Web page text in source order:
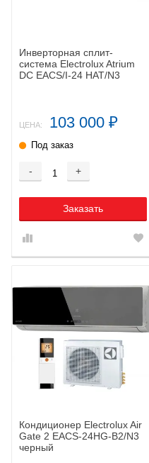
Инверторная сплит-
система Electrolux Atrium
DC EACS/I-24 HAT/N3
ЦЕНА: 103 000 ₽
Под заказ
- +
Заказать
Кондиционер Electrolux Air
Gate 2 EACS-24HG-В2/N3
черный